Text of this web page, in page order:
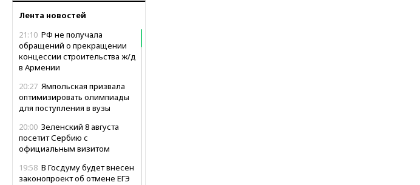
Лента новостей
21:10 РФ не получала
обращений о прекращении
концессии строительства ж/д
в Армении
20:27 Ямпольская призвала
оптимизировать олимпиады
для поступления в вузы
20:00 Зеленский 8 августа
посетит Сербию с
официальным визитом
19:58 В Госдуму будет внесен
законопроект об отмене ЕГЭ